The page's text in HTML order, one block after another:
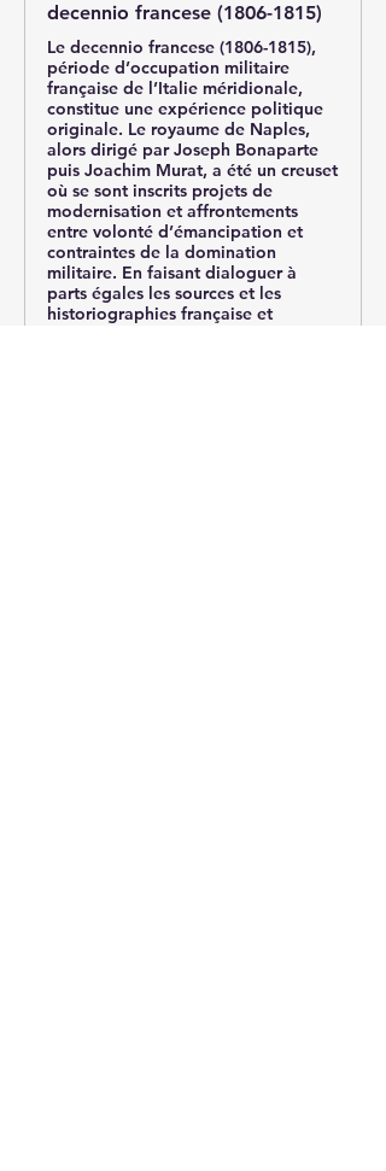
decennio francese (1806-1815)
Le decennio francese (1806-1815),
période d’occupation militaire
française de l’Italie méridionale,
constitue une expérience politique
originale. Le royaume de Naples,
alors dirigé par Joseph Bonaparte
puis Joachim Murat, a été un creuset
où se sont inscrits projets de
modernisation et affrontements
entre volonté d’émancipation et
contraintes de la domination
militaire. En faisant dialoguer à
parts égales les sources et les
historiographies française et